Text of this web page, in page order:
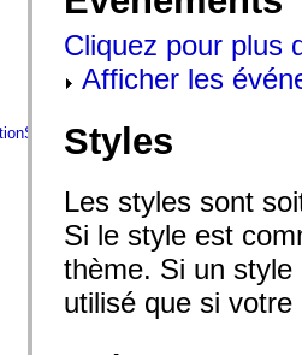
Cliquez pour plus
Afficher les
Styles
Les styles sont
Si le style est
thème. Si un
utilisé que si